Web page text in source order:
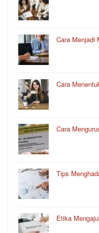
Cara Menjadi
Cara
Cara
Tips
Etika